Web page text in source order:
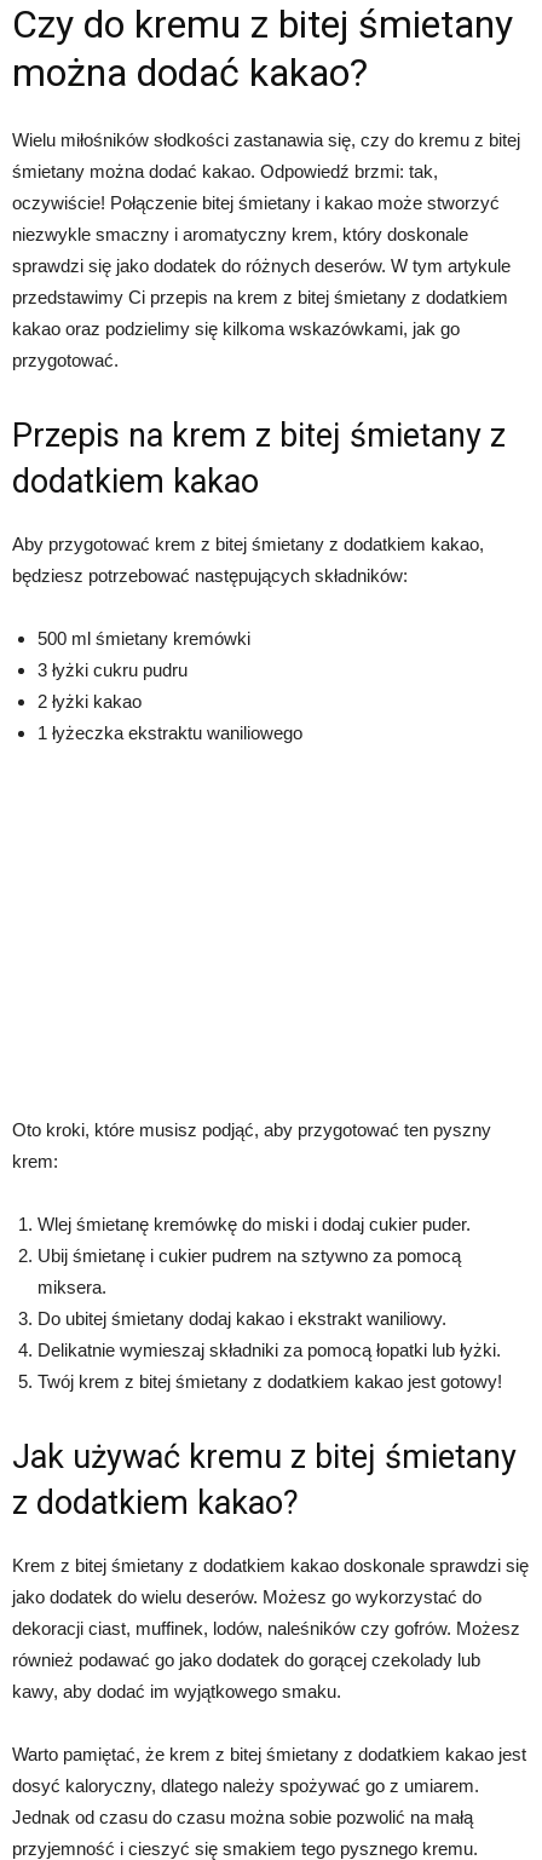
Czy do kremu z bitej śmietany
można dodać kakao?
Wielu miłośników słodkości zastanawia się, czy do kremu z bitej
śmietany można dodać kakao. Odpowiedź brzmi: tak,
oczywiście! Połączenie bitej śmietany i kakao może stworzyć
niezwykle smaczny i aromatyczny krem, który doskonale
sprawdzi się jako dodatek do różnych deserów. W tym artykule
przedstawimy Ci przepis na krem z bitej śmietany z dodatkiem
kakao oraz podzielimy się kilkoma wskazówkami, jak go
przygotować.
Przepis na krem z bitej śmietany z
dodatkiem kakao
Aby przygotować krem z bitej śmietany z dodatkiem kakao,
będziesz potrzebować następujących składników:
500 ml śmietany kremówki
3 łyżki cukru pudru
2 łyżki kakao
1 łyżeczka ekstraktu waniliowego
Oto kroki, które musisz podjąć, aby przygotować ten pyszny
krem:
Wlej śmietanę kremówkę do miski i dodaj cukier puder.
Ubij śmietanę i cukier pudrem na sztywno za pomocą
miksera.
Do ubitej śmietany dodaj kakao i ekstrakt waniliowy.
Delikatnie wymieszaj składniki za pomocą łopatki lub łyżki.
Twój krem z bitej śmietany z dodatkiem kakao jest gotowy!
Jak używać kremu z bitej śmietany
z dodatkiem kakao?
Krem z bitej śmietany z dodatkiem kakao doskonale sprawdzi się
jako dodatek do wielu deserów. Możesz go wykorzystać do
dekoracji ciast, muffinek, lodów, naleśników czy gofrów. Możesz
również podawać go jako dodatek do gorącej czekolady lub
kawy, aby dodać im wyjątkowego smaku.
Warto pamiętać, że krem z bitej śmietany z dodatkiem kakao jest
dosyć kaloryczny, dlatego należy spożywać go z umiarem.
Jednak od czasu do czasu można sobie pozwolić na małą
przyjemność i cieszyć się smakiem tego pysznego kremu.